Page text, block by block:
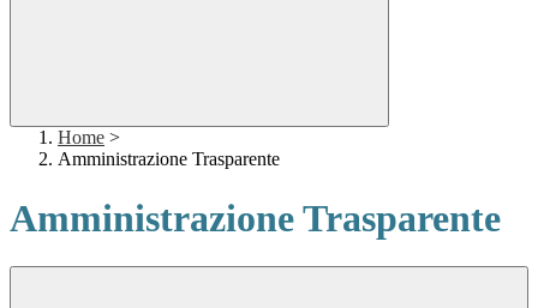
Home >
Amministrazione Trasparente
Amministrazione Trasparente